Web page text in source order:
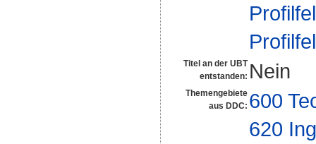
Titel an der UBT
entstanden: Nein
Themengebiete
aus DDC: 600
620